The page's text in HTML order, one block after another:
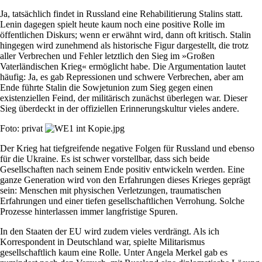
Ja, tatsächlich findet in Russland eine Rehabilitierung Stalins statt.
Lenin dagegen spielt heute kaum noch eine positive Rolle im
öffentlichen Diskurs; wenn er erwähnt wird, dann oft kritisch. Stalin
hingegen wird zunehmend als historische Figur dargestellt, die trotz
aller Verbrechen und Fehler letztlich den Sieg im »Großen
Vaterländischen Krieg« ermöglicht habe. Die Argumentation lautet
häufig: Ja, es gab Repressionen und schwere Verbrechen, aber am
Ende führte Stalin die Sowjetunion zum Sieg gegen einen
existenziellen Feind, der militärisch zunächst überlegen war. Dieser
Sieg überdeckt in der offiziellen Erinnerungskultur vieles andere.
Foto: privat
Der Krieg hat tiefgreifende negative Folgen für Russland und ebenso
für die Ukraine. Es ist schwer vorstellbar, dass sich beide
Gesellschaften nach seinem Ende positiv entwickeln werden. Eine
ganze Generation wird von den Erfahrungen dieses Krieges geprägt
sein: Menschen mit physischen Verletzungen, traumatischen
Erfahrungen und einer tiefen gesellschaftlichen Verrohung. Solche
Prozesse hinterlassen immer langfristige Spuren.
In den Staaten der EU wird zudem vieles verdrängt. Als ich
Korrespondent in Deutschland war, spielte Militarismus
gesellschaftlich kaum eine Rolle. Unter Angela Merkel gab es